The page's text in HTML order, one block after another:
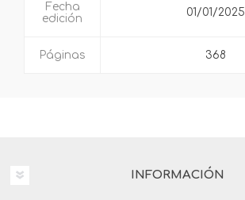
Fecha
edición
01/01/2025
Páginas 368
INFORMACIÓN